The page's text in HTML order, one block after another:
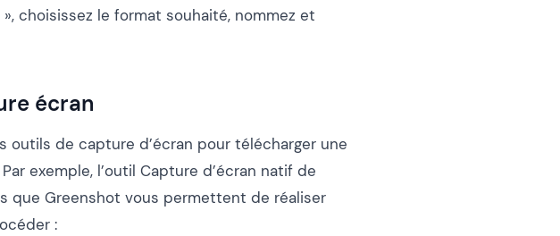
choisissez le format souhaité, nommez et
écran
outils de capture d’écran pour télécharger une
exemple, l’outil Capture d’écran natif de
que Greenshot vous permettent de réaliser
: